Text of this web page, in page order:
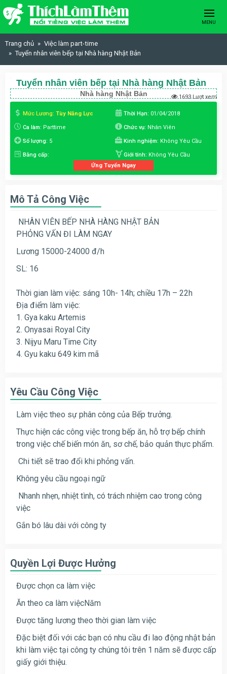
Skip to content
MENU
Trang chủ
Việc làm part-time
Tuyển nhân viên bếp tại Nhà hàng Nhật Bản
Tuyển nhân viên bếp tại Nhà hàng Nhật Bản
Nhà hàng Nhật Bản 1693 Lượt xem
Mức Lương: Tùy Năng Lực Thời Hạn: 01/04/2018
Ca làm: Parttime Chức vụ: Nhân Viên
Số lượng: 5 Kinh nghiệm: Không Yêu Cầu
Bằng cấp: Giới tính: Không Yêu Cầu
Ứng Tuyển Ngay
Mô Tả Công Việc
NHÂN VIÊN BẾP NHÀ HÀNG NHẬT BẢN
PHỎNG VẤN ĐI LÀM NGAY
Lương 15000-24000 đ/h
SL: 16
Thời gian làm việc: sáng 10h- 14h; chiều 17h – 22h
Địa điểm làm việc:
1. Gya kaku Artemis
2. Onyasai Royal City
3. Nijyu Maru Time City
4. Gyu kaku 649 kim mã
Yêu Cầu Công Việc
Làm việc theo sự phân công của Bếp trưởng.
Thực hiện các công việc trong bếp ăn, hỗ trợ bếp chính
trong việc chế biến món ăn, sơ chế, bảo quản thực phẩm.
Chi tiết sẽ trao đổi khi phỏng vấn.
Không yêu cầu ngoại ngữ
Nhanh nhẹn, nhiệt tình, có trách nhiệm cao trong công
việc
Gắn bó lâu dài với công ty
Quyền Lợi Được Hưởng
Được chọn ca làm việc
Ăn theo ca làm việcNăm
Được tăng lương theo thời gian làm việc
Đặc biệt đối với các bạn có nhu cầu đi lao động nhật bản
khi làm việc tại công ty chúng tôi trên 1 năm sẽ được cấp
giấy giới thiệu.